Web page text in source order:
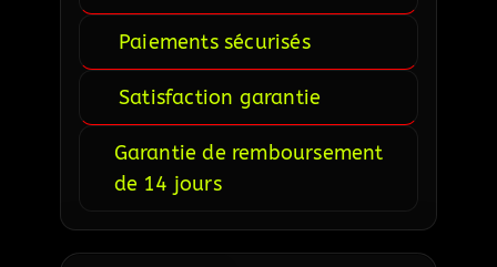
Paiements sécurisés
Satisfaction garantie
Garantie de remboursement
de 14 jours